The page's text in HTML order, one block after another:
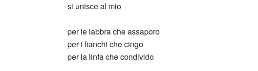
si unisce al mio
per le labbra che assaporo
per i fianchi che cingo
per la linfa che condivido